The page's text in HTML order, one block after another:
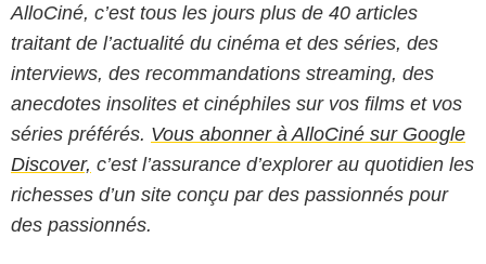
AlloCiné, c’est tous les jours plus de 40 articles
traitant de l’actualité du cinéma et des séries, des
interviews, des recommandations streaming, des
anecdotes insolites et cinéphiles sur vos films et vos
séries préférés. Vous abonner à AlloCiné sur Google
Discover, c’est l’assurance d’explorer au quotidien les
richesses d’un site conçu par des passionnés pour
des passionnés.